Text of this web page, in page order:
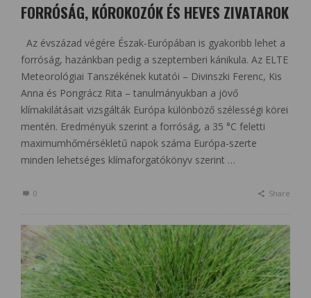
FORRÓSÁG, KÓROKOZÓK ÉS HEVES ZIVATAROK
Az évszázad végére Észak-Európában is gyakoribb lehet a
forróság, hazánkban pedig a szeptemberi kánikula. Az ELTE
Meteorológiai Tanszékének kutatói – Divinszki Ferenc, Kis
Anna és Pongrácz Rita – tanulmányukban a jövő
klímakilátásait vizsgálták Európa különböző szélességi körei
mentén. Eredményük szerint a forróság, a 35 °C feletti
maximumhőmérsékletű napok száma Európa-szerte
minden lehetséges klímaforgatókönyv szerint …
0 Share